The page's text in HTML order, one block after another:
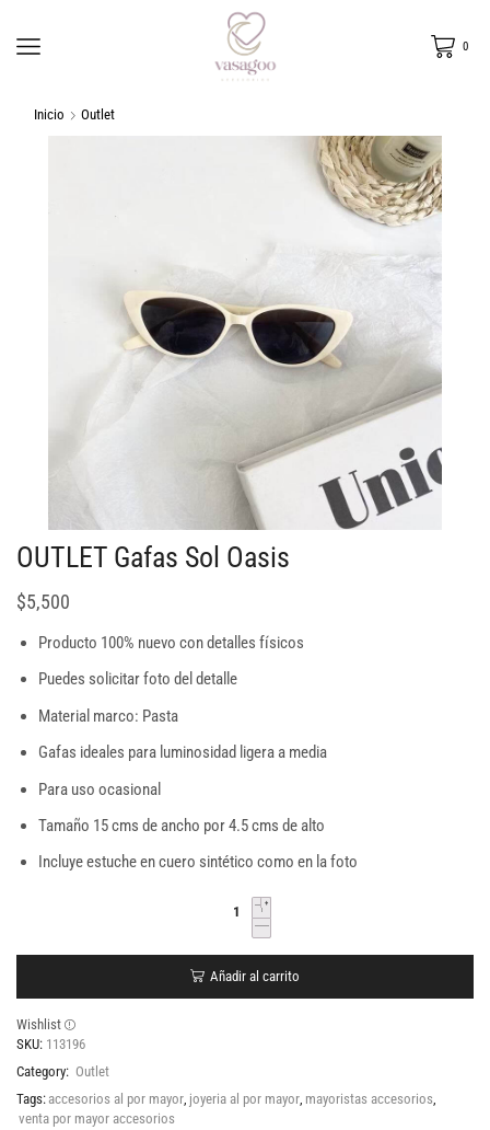
0
Inicio Outlet
OUTLET Gafas Sol Oasis
$5,500
Producto 100% nuevo con detalles físicos
Puedes solicitar foto del detalle
Material marco: Pasta
Gafas ideales para luminosidad ligera a media
Para uso ocasional
Tamaño 15 cms de ancho por 4.5 cms de alto
Incluye estuche en cuero sintético como en la foto
Añadir al carrito
Wishlist
SKU: 113196
Category: Outlet
Tags: accesorios al por mayor joyeria al por mayor mayoristas accesorios
venta por mayor accesorios